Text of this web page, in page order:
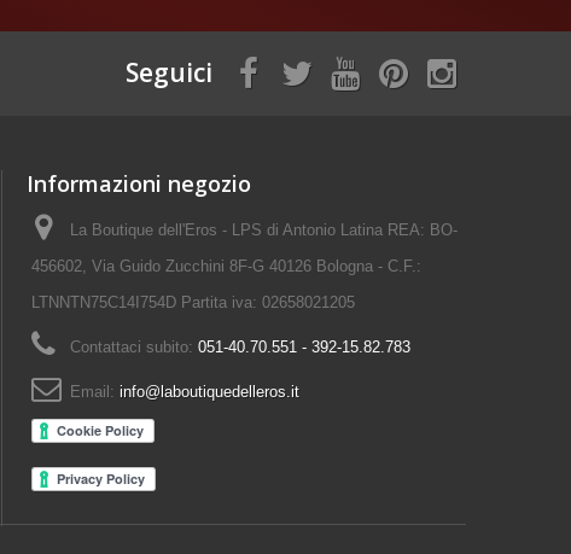
Seguici
Informazioni negozio
La Boutique dell'Eros - LPS di Antonio Latina REA: BO-
456602, Via Guido Zucchini 8F-G 40126 Bologna - C.F.:
LTNNTN75C14I754D Partita iva: 02658021205
Contattaci subito: 051-40.70.551 - 392-15.82.783
Email: info@laboutiquedelleros.it